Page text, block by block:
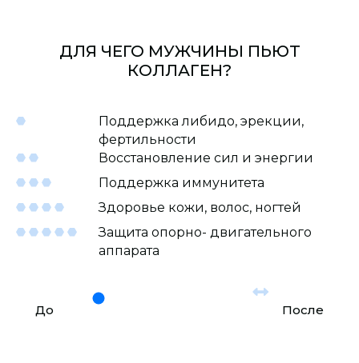
ДЛЯ ЧЕГО МУЖЧИНЫ ПЬЮТ
КОЛЛАГЕН?
Поддержка либидо, эрекции,
фертильности
Восстановление сил и энергии
Поддержка иммунитета
Здоровье кожи, волос, ногтей
Защита опорно- двигательного
аппарата
До После